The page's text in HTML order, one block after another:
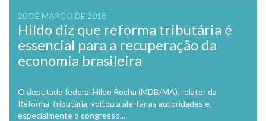
20 DE MARÇO DE 2018
Hildo diz que reforma tributária é
essencial para a recuperação da
economia brasileira
O deputado federal Hildo Rocha (MDB/MA), relator da
Reforma Tributária, voltou a alertar as autoridades e,
especialmente o congresso...